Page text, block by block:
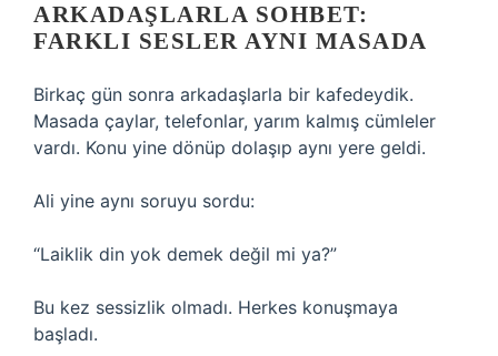
ARKADAŞLARLA SOHBET:
FARKLI SESLER AYNI MASADA
Birkaç gün sonra arkadaşlarla bir kafedeydik.
Masada çaylar, telefonlar, yarım kalmış cümleler
vardı. Konu yine dönüp dolaşıp aynı yere geldi.
Ali yine aynı soruyu sordu:
“Laiklik din yok demek değil mi ya?”
Bu kez sessizlik olmadı. Herkes konuşmaya
başladı.